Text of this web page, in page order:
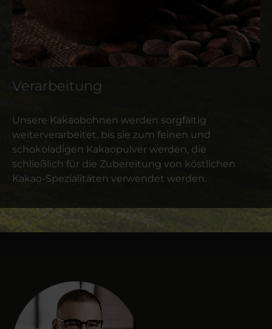
Verarbeitung
Unsere Kakaobohnen werden sorgfältig
weiterverarbeitet, bis sie zum feinen und
schokoladigen Kakaopulver werden, die
schließlich für die Zubereitung von köstlichen
Kakao-Spezialitäten verwendet werden.